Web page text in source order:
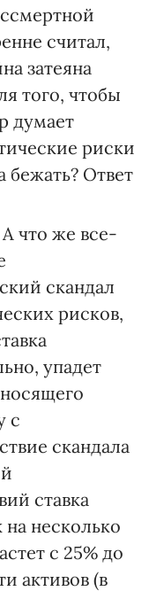
считал,
затеяна
того, чтобы
думает
риски
Ответ
что же все-
скандал
рисков,
упадет
с
скандала
ставка
на несколько
с 25% до
активов (в